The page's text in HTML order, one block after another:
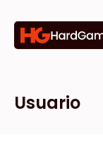
Categorías
Marcas
Tiendas
Usuario